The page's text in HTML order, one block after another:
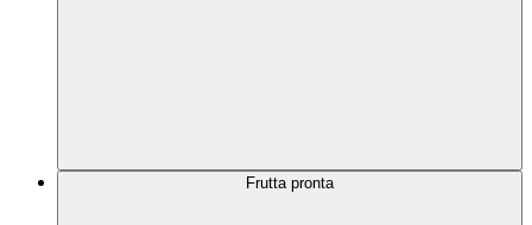
Frutta pronta